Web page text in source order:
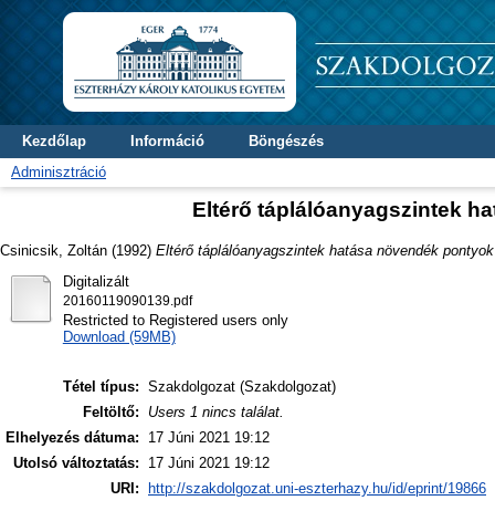
Kezdőlap Információ
Böngészés
Adminisztráció
Eltérő táplálóanyagszintek
Csinicsik, Zoltán (1992) Eltérő táplálóanyagszintek hatása növendék
Digitalizált
20160119090139.pdf
Restricted to Registered users only
Download (59MB)
Tétel típus: Szakdolgozat (Szakdolgozat)
Feltöltő:
Users 1 nincs találat.
Elhelyezés dátuma:
17 Júni 2021 19:12
Utolsó változtatás:
17 Júni 2021 19:12
URI:
http://szakdolgozat.uni-eszterhazy.hu/id/eprint/19866